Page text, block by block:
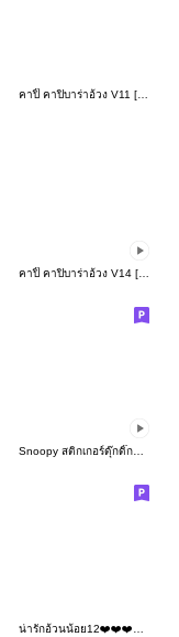
คาปิ๊ คาปิบาร่าอ้วง V11 [TH][จิกกัด2]
น่ารักอ้วนน้อย12❤️❤️❤️notext